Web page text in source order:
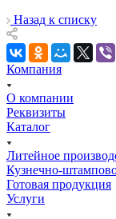
Назад к списку
Компания
О компании
Реквизиты
Каталог
Литейное
Кузнечно-
Готовая продукция
Услуги